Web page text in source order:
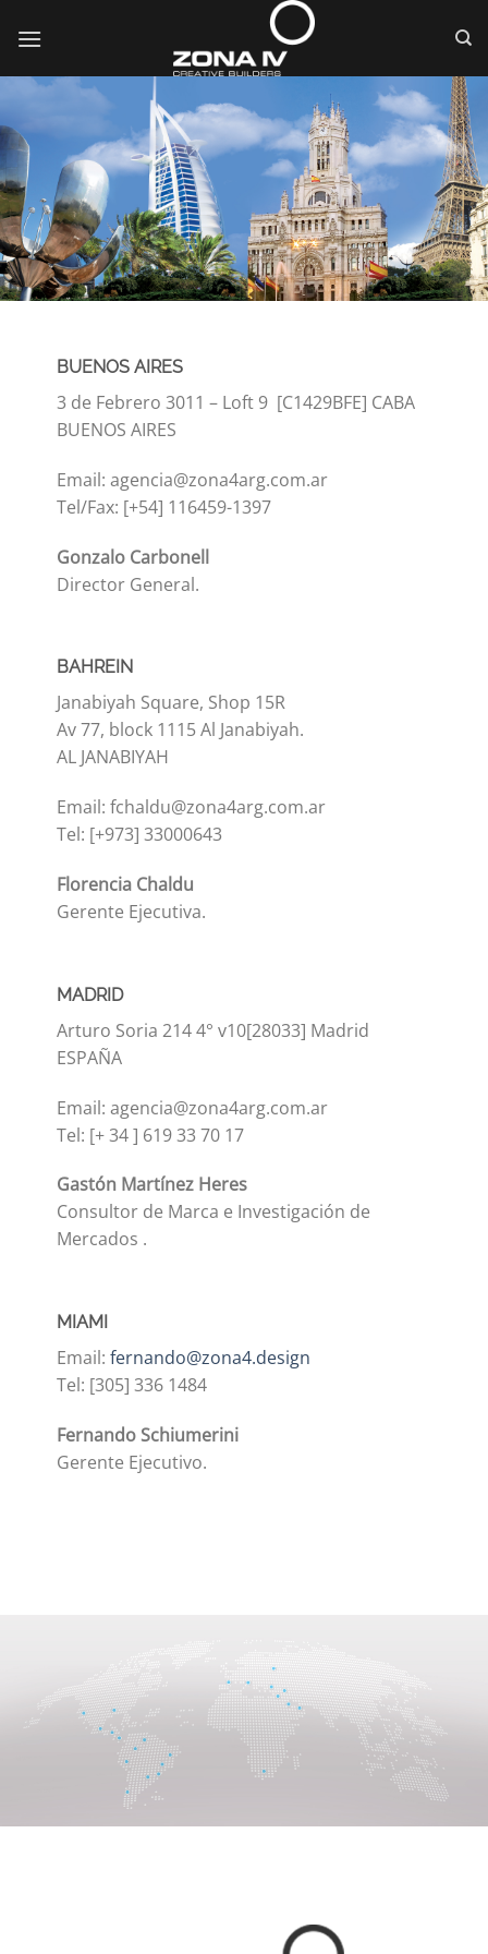
BUENOS AIRES
3 de Febrero 3011 – Loft 9 [C1429BFE] CABA
BUENOS AIRES
Email: agencia@zona4arg.com.ar
Tel/Fax: [+54] 116459-1397
Gonzalo Carbonell
Director General.
BAHREIN
Janabiyah Square, Shop 15R
Av 77, block 1115 Al Janabiyah.
AL JANABIYAH
Email: fchaldu@zona4arg.com.ar
Tel: [+973] 33000643
Florencia Chaldu
Gerente Ejecutiva.
MADRID
Arturo Soria 214 4° v10[28033] Madrid
ESPAÑA
Email: agencia@zona4arg.com.ar
Tel: [+ 34 ] 619 33 70 17
Gastón Martínez Heres
Consultor de Marca e Investigación de
Mercados .
MIAMI
Email:fernando@zona4.design
Tel: [305] 336 1484
Fernando Schiumerini
Gerente Ejecutivo.